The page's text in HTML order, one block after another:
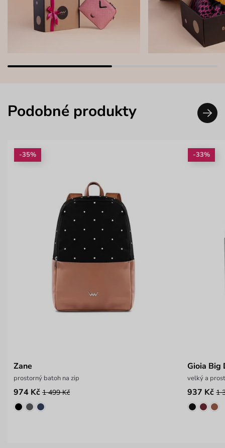
Podobné produkty
-35%
Zane
prostorný batoh na zip
974 Kč 1 499 Kč
-33%
Gioia Big
velký a
937 Kč 1